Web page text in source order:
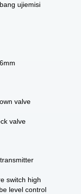
ujiemisi
valve
valve
switch high
level control